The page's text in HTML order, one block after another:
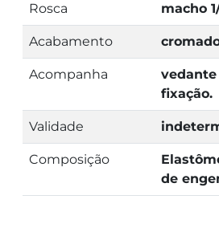
Rosca macho
Acabamento
Acompanha
vedante
fixação.
Validade
Composição
de